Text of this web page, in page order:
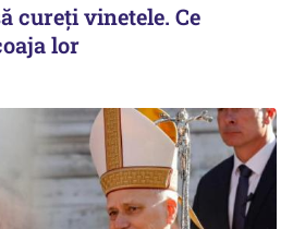
cureți vinetele. Ce
lor